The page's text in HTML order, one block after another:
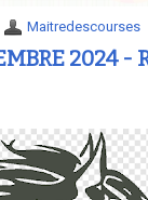
g
e
i
g
a
Maitredescourses
2024 -